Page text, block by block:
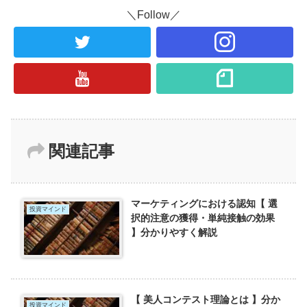
＼Follow／
関連記事
投資マインド
マーケティングにおける認知【 選
択的注意の獲得・単純接触の効果
】分かりやすく解説
投資マインド 【 美人コンテスト理論とは 】分か